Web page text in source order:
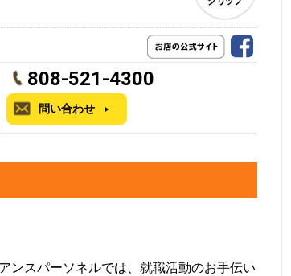
808-521-4300
問い合わせ
ンスパーソネルでは、就職活動のお手伝い